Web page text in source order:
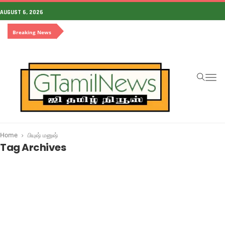
AUGUST 6, 2026
Breaking News
Home பியுஷ் மனுஷ்
Tag Archives